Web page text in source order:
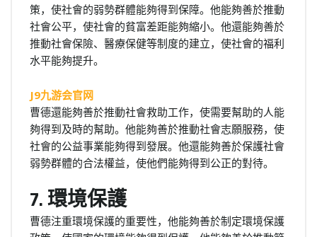
策，使社會的弱勢群體能夠得到保障。他能夠善於推動
社會公平，使社會的貧富差距能夠縮小。他還能夠善於
推動社會保險、醫療保健等制度的建立，使社會的福利
水平能夠提升。
J9九游会官网
曹德還能夠善於推動社會救助工作，使需要幫助的人能
夠得到及時的幫助。他能夠善於推動社會志願服務，使
社會的公益事業能夠得到發展。他還能夠善於保護社會
弱勢群體的合法權益，使他們能夠得到公正的對待。
7. 環境保護
曹德注重環境保護的重要性，他能夠善於制定環境保護